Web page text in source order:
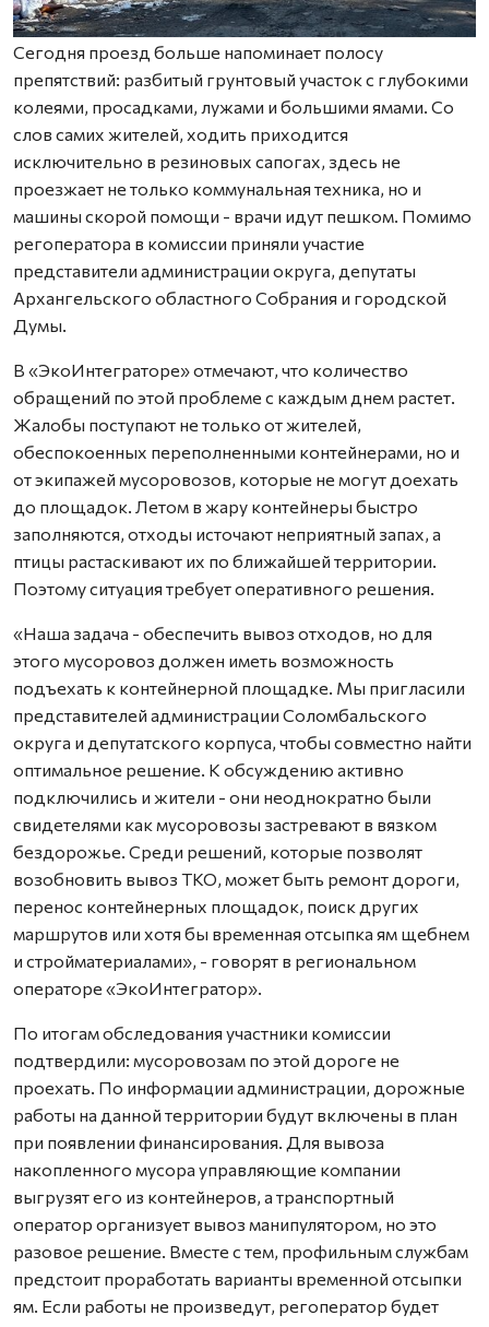
Сегодня проезд больше напоминает полосу
препятствий: разбитый грунтовый участок с глубокими
колеями, просадками, лужами и большими ямами. Со
слов самих жителей, ходить приходится
исключительно в резиновых сапогах, здесь не
проезжает не только коммунальная техника, но и
машины скорой помощи - врачи идут пешком. Помимо
регоператора в комиссии приняли участие
представители администрации округа, депутаты
Архангельского областного Собрания и городской
Думы.
В «ЭкоИнтеграторе» отмечают, что количество
обращений по этой проблеме с каждым днем растет.
Жалобы поступают не только от жителей,
обеспокоенных переполненными контейнерами, но и
от экипажей мусоровозов, которые не могут доехать
до площадок. Летом в жару контейнеры быстро
заполняются, отходы источают неприятный запах, а
птицы растаскивают их по ближайшей территории.
Поэтому ситуация требует оперативного решения.
«Наша задача - обеспечить вывоз отходов, но для
этого мусоровоз должен иметь возможность
подъехать к контейнерной площадке. Мы пригласили
представителей администрации Соломбальского
округа и депутатского корпуса, чтобы совместно найти
оптимальное решение. К обсуждению активно
подключились и жители - они неоднократно были
свидетелями как мусоровозы застревают в вязком
бездорожье. Среди решений, которые позволят
возобновить вывоз ТКО, может быть ремонт дороги,
перенос контейнерных площадок, поиск других
маршрутов или хотя бы временная отсыпка ям щебнем
и стройматериалами», - говорят в региональном
операторе «ЭкоИнтегратор».
По итогам обследования участники комиссии
подтвердили: мусоровозам по этой дороге не
проехать. По информации администрации, дорожные
работы на данной территории будут включены в план
при появлении финансирования. Для вывоза
накопленного мусора управляющие компании
выгрузят его из контейнеров, а транспортный
оператор организует вывоз манипулятором, но это
разовое решение. Вместе с тем, профильным службам
предстоит проработать варианты временной отсыпки
ям. Если работы не произведут, регоператор будет